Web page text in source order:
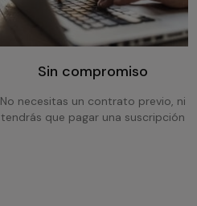
Sin compromiso
No necesitas un contrato previo, ni
tendrás que pagar una suscripción